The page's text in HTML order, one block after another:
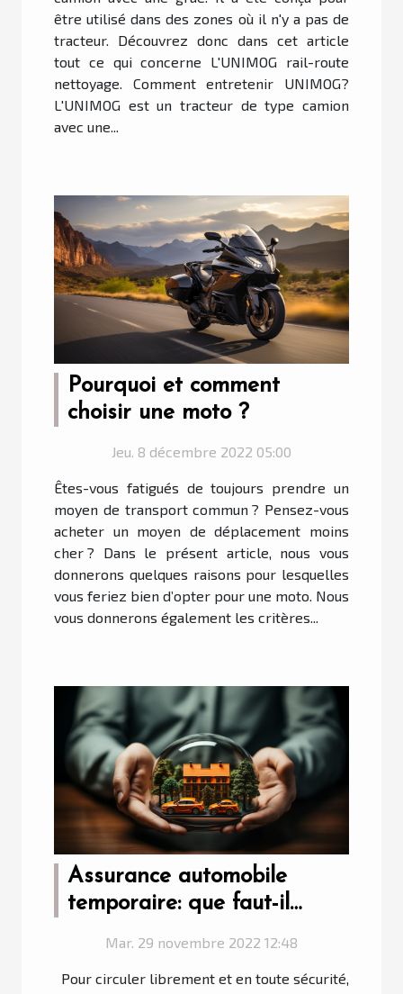
être utilisé dans des zones où il n'y a pas de
tracteur. Découvrez donc dans cet article
tout ce qui concerne L'UNIMOG rail-route
nettoyage. Comment entretenir UNIMOG?
L'UNIMOG est un tracteur de type camion
avec une...
Pourquoi et comment
choisir une moto ?
Jeu. 8 décembre 2022 05:00
Êtes-vous fatigués de toujours prendre un
moyen de transport commun ? Pensez-vous
acheter un moyen de déplacement moins
cher ? Dans le présent article, nous vous
donnerons quelques raisons pour lesquelles
vous feriez bien d’opter pour une moto. Nous
vous donnerons également les critères...
Assurance automobile
temporaire: que faut-il
Mar. 29 novembre 2022 12:48
Pour circuler librement et en toute sécurité,